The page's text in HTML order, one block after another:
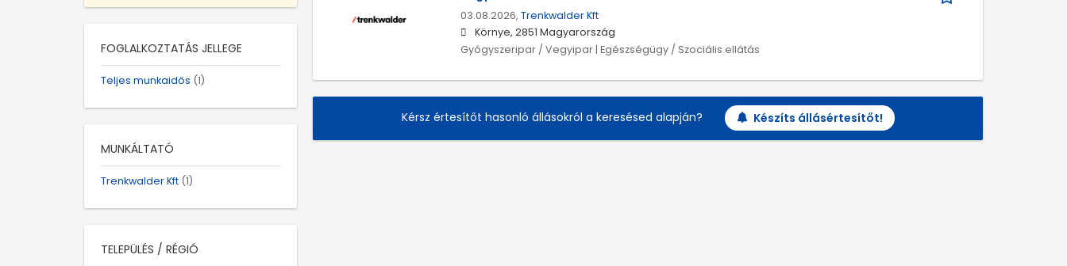
03.08.2026, Trenkwalder Kft
Környe, 2851 Magyarország
Gyógyszeripar / Vegyipar | Egészségügy / Szociális ellátás
Kérsz értesítőt hasonló állásokról a keresésed alapján? Készíts állásértesítőt!
FOGLALKOZTATÁS JELLEGE
Teljes munkaidős (1)
MUNKÁLTATÓ
Trenkwalder Kft (1)
TELEPÜLÉS / RÉGIÓ